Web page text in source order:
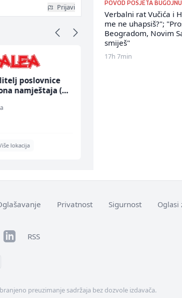
Prijavi
poslovnice
namještaja (m/
lokacija
POVOD POSJETA BUGOJNU
Verbalni rat Vučića i
me ne uhapsiš?";
Beogradom, Novim
smiješ"
17h 7min
Privatnost Sigurnost Oglasi
LinkedInRSS
preuzimanje sadržaja bez dozvole izdavača.